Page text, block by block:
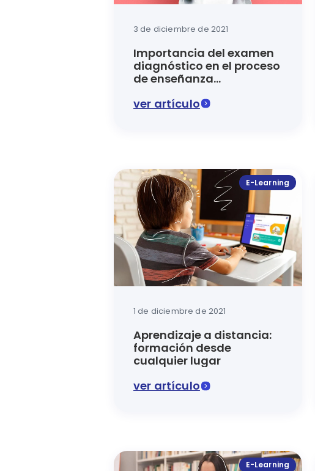
3 de diciembre de 2021
Importancia del examen
diagnóstico en el proceso
de enseñanza
ver artículo
E-Learning
1 de diciembre de 2021
Aprendizaje a distancia:
formación desde
cualquier lugar
ver artículo
E-Learning